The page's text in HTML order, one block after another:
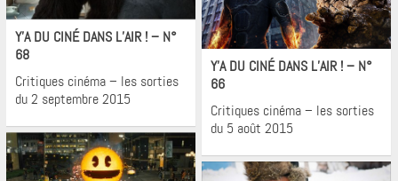
Cinéma
Y’A DU CINÉ DANS L’AIR ! – N°
68
Critiques cinéma – les sorties
du 2 septembre 2015
Cinéma
Y’A DU CINÉ DANS L’AIR ! – N°
66
Critiques cinéma – les sorties
du 5 août 2015